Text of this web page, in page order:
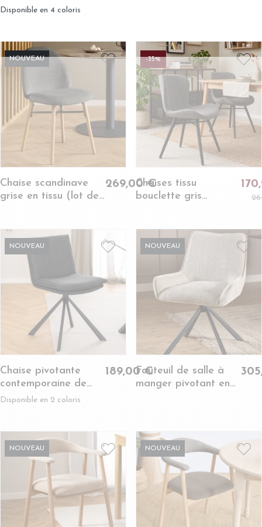
tissu (lot de 2) -
Disponible en 4 coloris
NOUVEAU
Chaise scandinave
grise en tissu (lot de
269,00 €
-35%
Chaises tissu
bouclette gris
NOUVEAU
Chaise pivotante
contemporaine de
salle à manger en
Disponible en 2 coloris
189,00 €
NOUVEAU
Fauteuil de salle à
manger pivotant en
NOUVEAU NOUVEAU